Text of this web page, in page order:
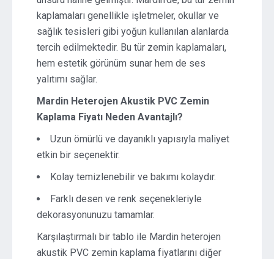
kaplamaları genellikle işletmeler, okullar ve
sağlık tesisleri gibi yoğun kullanılan alanlarda
tercih edilmektedir. Bu tür zemin kaplamaları,
hem estetik görünüm sunar hem de ses
yalıtımı sağlar.
Mardin Heterojen Akustik PVC Zemin
Kaplama Fiyatı Neden Avantajlı?
Uzun ömürlü ve dayanıklı yapısıyla maliyet
etkin bir seçenektir.
Kolay temizlenebilir ve bakımı kolaydır.
Farklı desen ve renk seçenekleriyle
dekorasyonunuzu tamamlar.
Karşılaştırmalı bir tablo ile Mardin heterojen
akustik PVC zemin kaplama fiyatlarını diğer